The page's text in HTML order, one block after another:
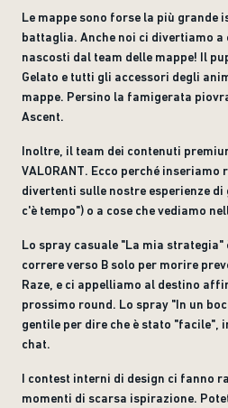
Le mappe sono forse la più grande
battaglia. Anche noi ci divertiamo a
nascosti dal team delle mappe! Il
Gelato e tutti gli accessori degli
mappe. Persino la famigerata
Ascent.
Inoltre, il team dei contenuti
VALORANT. Ecco perché
divertenti sulle nostre esperienze di
c'è tempo") o a cose che vediamo
Lo spray casuale "La mia
correre verso B solo per morire
Raze, e ci appelliamo al destino
prossimo round. Lo spray "In un
gentile per dire che è stato "facile",
chat.
I contest interni di design ci fanno
momenti di scarsa ispirazione.